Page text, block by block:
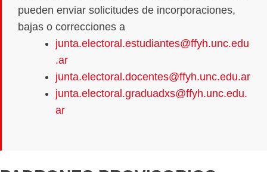
pueden enviar solicitudes de incorporaciones,
bajas o correcciones a
junta.electoral.estudiantes@ffyh.unc.edu
.ar
junta.electoral.docentes@ffyh.unc.edu.ar
junta.electoral.graduadxs@ffyh.unc.edu.
ar